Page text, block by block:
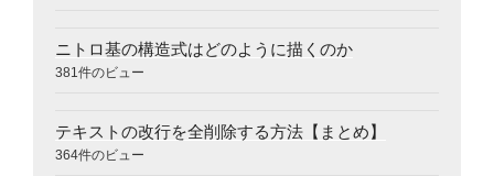
ニトロ基の構造式はどのように描くのか
381件のビュー
テキストの改行を全削除する方法【まとめ】
364件のビュー